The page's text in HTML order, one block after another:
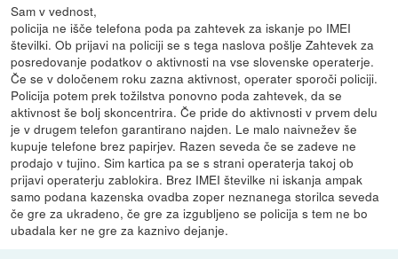
Sam v vednost,
policija ne išče telefona poda pa zahtevek za iskanje po IMEI
številki. Ob prijavi na policiji se s tega naslova pošlje Zahtevek za
posredovanje podatkov o aktivnosti na vse slovenske operaterje.
Če se v določenem roku zazna aktivnost, operater sporoči policiji.
Policija potem prek tožilstva ponovno poda zahtevek, da se
aktivnost še bolj skoncentrira. Če pride do aktivnosti v prvem delu
je v drugem telefon garantirano najden. Le malo naivnežev še
kupuje telefone brez papirjev. Razen seveda če se zadeve ne
prodajo v tujino. Sim kartica pa se s strani operaterja takoj ob
prijavi operaterju zablokira. Brez IMEI številke ni iskanja ampak
samo podana kazenska ovadba zoper neznanega storilca seveda
če gre za ukradeno, če gre za izgubljeno se policija s tem ne bo
ubadala ker ne gre za kaznivo dejanje.